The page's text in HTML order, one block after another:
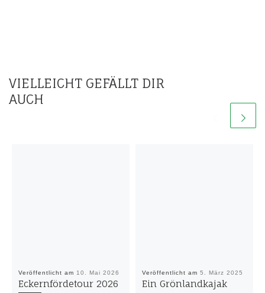
VIELLEICHT GEFÄLLT DIR
AUCH
Veröffentlicht am 10. Mai 2026
Eckernfördetour 2026
Veröffentlicht am5. März 2025
Ein Grönlandkajak